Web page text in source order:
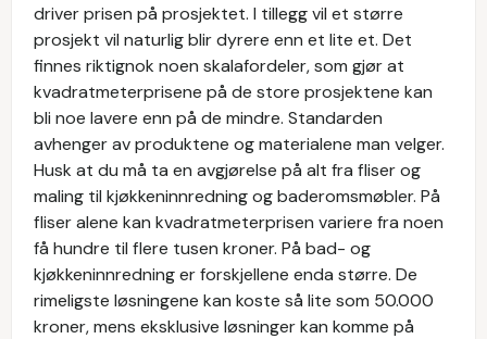
driver prisen på prosjektet. I tillegg vil et større
prosjekt vil naturlig blir dyrere enn et lite et. Det
finnes riktignok noen skalafordeler, som gjør at
kvadratmeterprisene på de store prosjektene kan
bli noe lavere enn på de mindre. Standarden
avhenger av produktene og materialene man velger.
Husk at du må ta en avgjørelse på alt fra fliser og
maling til kjøkkeninnredning og baderomsmøbler. På
fliser alene kan kvadratmeterprisen variere fra noen
få hundre til flere tusen kroner. På bad- og
kjøkkeninnredning er forskjellene enda større. De
rimeligste løsningene kan koste så lite som 50.000
kroner, mens eksklusive løsninger kan komme på